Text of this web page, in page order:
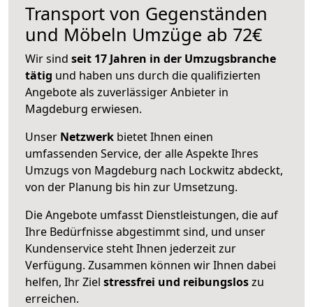
Transport von Gegenständen
und Möbeln Umzüge ab 72€
Wir sind seit 17 Jahren in der Umzugsbranche
tätig und haben uns durch die qualifizierten
Angebote als zuverlässiger Anbieter in
Magdeburg erwiesen.
Unser Netzwerk bietet Ihnen einen
umfassenden Service, der alle Aspekte Ihres
Umzugs von Magdeburg nach Lockwitz abdeckt,
von der Planung bis hin zur Umsetzung.
Die Angebote umfasst Dienstleistungen, die auf
Ihre Bedürfnisse abgestimmt sind, und unser
Kundenservice steht Ihnen jederzeit zur
Verfügung. Zusammen können wir Ihnen dabei
helfen, Ihr Ziel stressfrei und reibungsloszu
erreichen.